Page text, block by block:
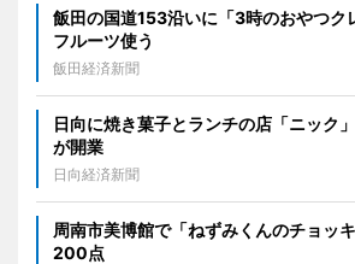
飯田の国道153沿いに「3時のおやつ
フルーツ使う
飯田経済新聞
日向に焼き菓子とランチの店「ニック
が開業
日向経済新聞
周南市美博館で「ねずみくんのチョッ
200点